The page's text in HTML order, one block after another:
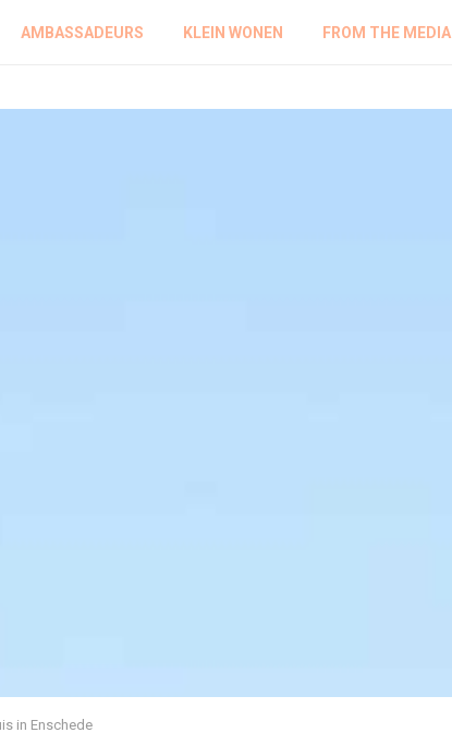
AMBASSADEURS KLEIN WONEN FROM THE MEDIA
in Enschede